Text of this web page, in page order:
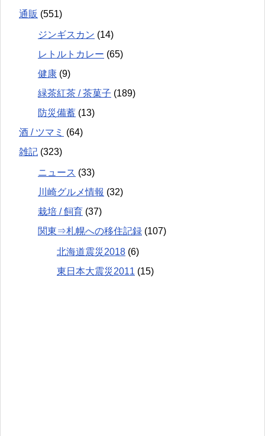
通販 (551)
ジンギスカン (14)
レトルトカレー (65)
健康 (9)
緑茶紅茶 / 茶菓子 (189)
防災備蓄 (13)
酒 / ツマミ (64)
雑記 (323)
ニュース (33)
川崎グルメ情報 (32)
栽培 / 飼育 (37)
関東⇒札幌への移住記録 (107)
北海道震災2018 (6)
東日本大震災2011 (15)